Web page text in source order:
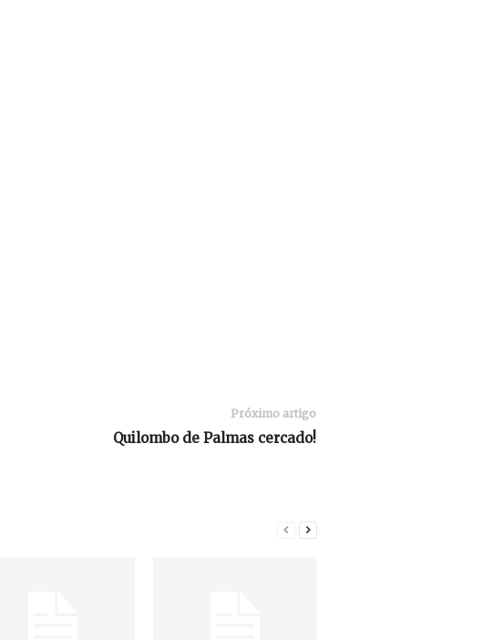
Próximo artigo
Quilombo de Palmas cercado!